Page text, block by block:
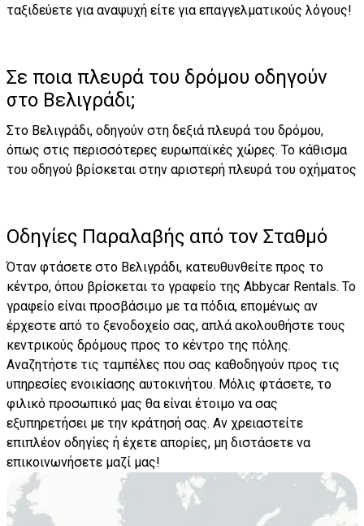
ταξιδεύετε για αναψυχή είτε για επαγγελματικούς λόγους!
Σε ποια πλευρά του δρόμου οδηγούν
στο Βελιγράδι;
Στο Βελιγράδι, οδηγούν στη δεξιά πλευρά του δρόμου,
όπως στις περισσότερες ευρωπαϊκές χώρες. Το κάθισμα
του οδηγού βρίσκεται στην αριστερή πλευρά του οχήματος
Οδηγίες Παραλαβής από τον Σταθμό
Όταν φτάσετε στο Βελιγράδι, κατευθυνθείτε προς το
κέντρο, όπου βρίσκεται το γραφείο της Abbycar Rentals. Το
γραφείο είναι προσβάσιμο με τα πόδια, επομένως αν
έρχεστε από το ξενοδοχείο σας, απλά ακολουθήστε τους
κεντρικούς δρόμους προς το κέντρο της πόλης.
Αναζητήστε τις ταμπέλες που σας καθοδηγούν προς τις
υπηρεσίες ενοικίασης αυτοκινήτου. Μόλις φτάσετε, το
φιλικό προσωπικό μας θα είναι έτοιμο να σας
εξυπηρετήσει με την κράτησή σας. Αν χρειαστείτε
επιπλέον οδηγίες ή έχετε απορίες, μη διστάσετε να
επικοινωνήσετε μαζί μας!